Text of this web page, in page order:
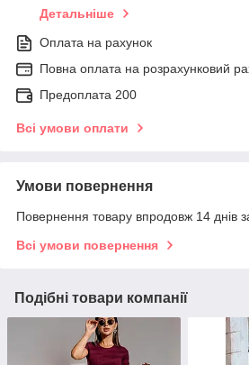
Детальніше
Оплата на рахунок
Повна оплата на розрахунковий
Предоплата 200
Всі умови оплати
Умови повернення
Повернення товару впродовж 14 днів
Всі умови повернення
Подібні товари компанії